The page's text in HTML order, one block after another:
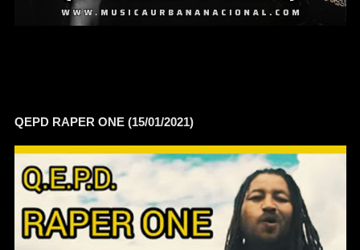
QEPD RAPER ONE (15/01/2021)